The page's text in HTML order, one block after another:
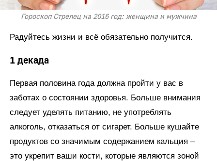
Гороскоп Стрелец на 2016 год: женщина и мужчина
Радуйтесь жизни и всё обязательно получится.
1 декада
Первая половина года должна пройти у вас в
заботах о состоянии здоровья. Больше внимания
следует уделять питанию, не употреблять
алкоголь, отказаться от сигарет. Больше кушайте
продуктов со значимым содержанием кальция –
это укрепит ваши кости, которые являются зоной